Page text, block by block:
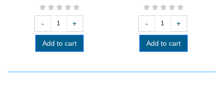
- +
Add to cart
- +
Add to cart